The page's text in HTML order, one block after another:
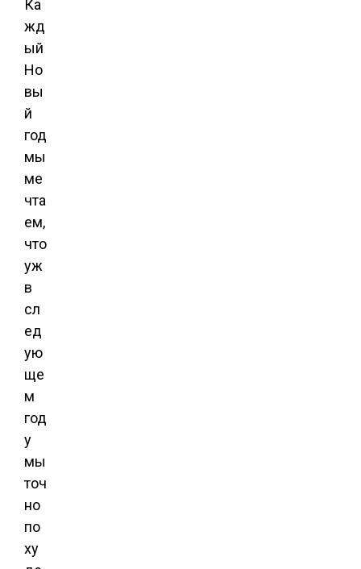
Ка
жд
ый
Но
вы
й
год
мы
ме
чта
ем,
что
уж
в
сл
ед
ую
ще
м
год
у
мы
точ
но
по
ху